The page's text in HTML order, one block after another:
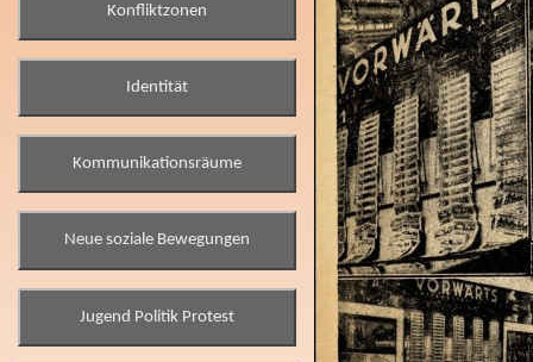
Konfliktzonen
Identität
Kommunikationsräume
Neue soziale Bewegungen
Jugend Politik Protest